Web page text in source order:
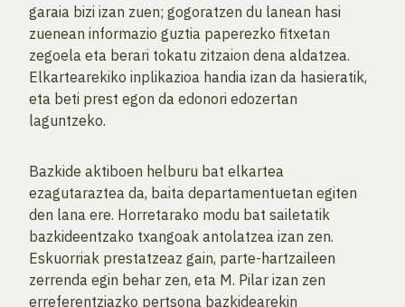
garaia bizi izan zuen; gogoratzen du lanean hasi
zuenean informazio guztia paperezko fitxetan
zegoela eta berari tokatu zitzaion dena aldatzea.
Elkartearekiko inplikazioa handia izan da hasieratik,
eta beti prest egon da edonori edozertan
laguntzeko.
Bazkide aktiboen helburu bat elkartea
ezagutaraztea da, baita departamentuetan egiten
den lana ere. Horretarako modu bat sailetatik
bazkideentzako txangoak antolatzea izan zen.
Eskuorriak prestatzeaz gain, parte-hartzaileen
zerrenda egin behar zen, eta M. Pilar izan zen
erreferentziazko pertsona bazkidearekin